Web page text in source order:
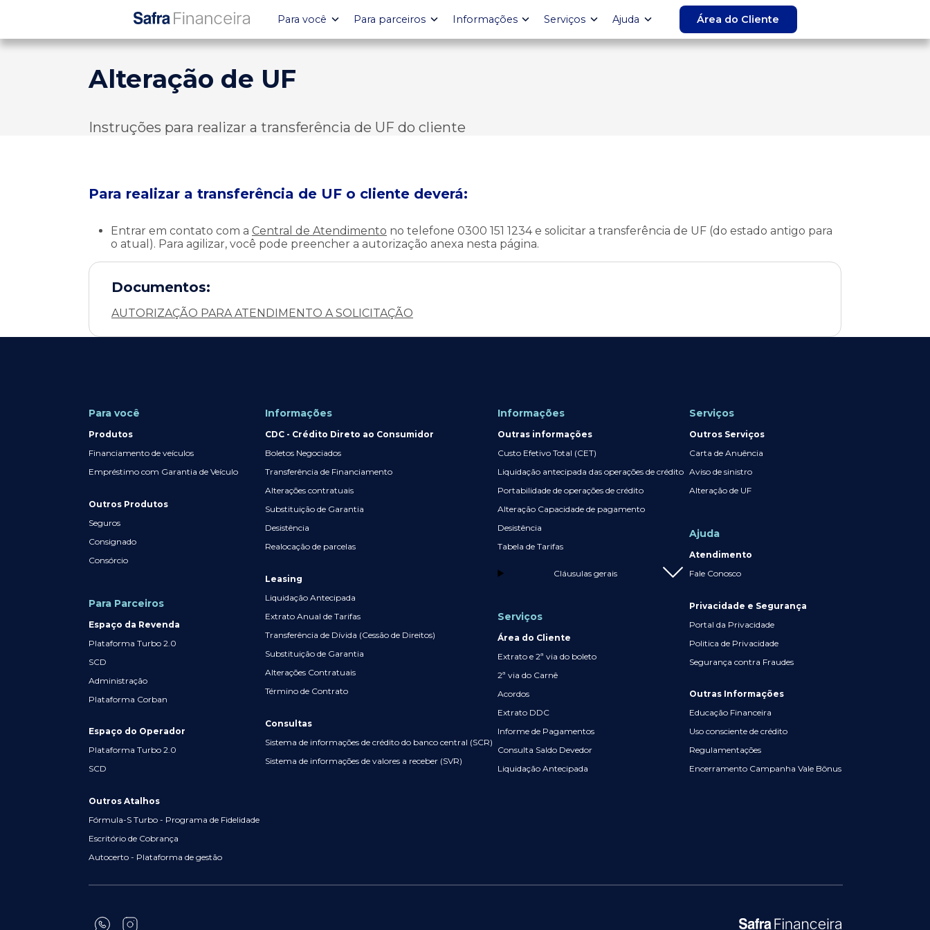
Para você Para parceiros Informações Serviços Ajuda Área do Cliente
Alteração de UF
Instruções para realizar a transferência de UF do cliente
Para realizar a transferência de UF o cliente deverá:
Entrar em contato com a Central de Atendimento no telefone 0300 151 1234 e solicitar a transferência de UF (do estado antigo para
o atual). Para agilizar, você pode preencher a autorização anexa nesta página.
Documentos:
AUTORIZAÇÃO PARA ATENDIMENTO A SOLICITAÇÃO
Para você
Produtos
Financiamento de veículos
Empréstimo com Garantia de Veículo
Outros Produtos
Seguros
Consignado
Consórcio
Para Parceiros
Espaço da Revenda
Plataforma Turbo 2.0
SCD
Administração
Plataforma Corban
Espaço do Operador
Plataforma Turbo 2.0
SCD
Outros Atalhos
Fórmula-S Turbo - Programa de Fidelidade
Escritório de Cobrança
Autocerto - Plataforma de gestão
Informações
CDC - Crédito Direto ao Consumidor
Boletos Negociados
Transferência de Financiamento
Alterações contratuais
Substituição de Garantia
Desistência
Realocação de parcelas
Leasing
Liquidação Antecipada
Extrato Anual de Tarifas
Transferência de Dívida (Cessão de Direitos)
Substituição de Garantia
Alterações Contratuais
Término de Contrato
Consultas
Sistema de informações de crédito do banco central (SCR)
Sistema de informações de valores a receber (SVR)
Informações
Outras informações
Custo Efetivo Total (CET)
Liquidação antecipada das operações de crédito
Portabilidade de operações de crédito
Alteração Capacidade de pagamento
Desistência
Tabela de Tarifas
Cláusulas gerais
Serviços
Área do Cliente
Extrato e 2ª via do boleto
2ª via do Carnê
Acordos
Extrato DDC
Informe de Pagamentos
Consulta Saldo Devedor
Liquidação Antecipada
Serviços
Outros Serviços
Carta de Anuência
Aviso de sinistro
Alteração de UF
Ajuda
Atendimento
Fale Conosco
Privacidade e Segurança
Portal da Privacidade
Politica de Privacidade
Segurança contra Fraudes
Outras Informações
Educação Financeira
Uso consciente de crédito
Regulamentações
Encerramento Campanha Vale Bônus